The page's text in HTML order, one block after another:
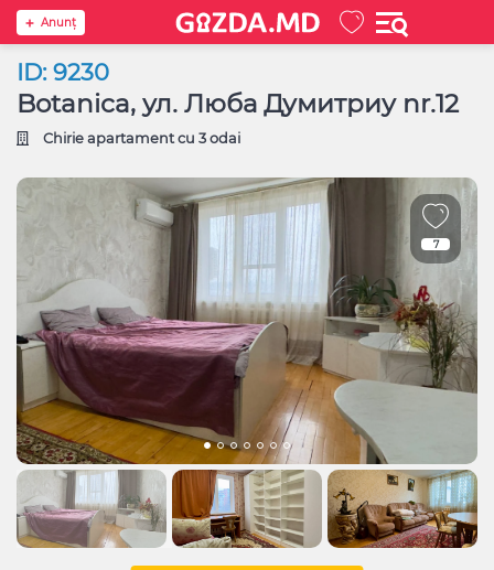
Anunţ
ID: 9230
Botanica, ул. Люба Думитриу nr.12
Chirie apartament cu 3 odai
7